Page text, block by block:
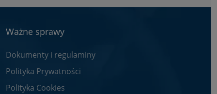
Ważne sprawy
Dokumenty i regulaminy
Polityka Prywatności
Polityka Cookies